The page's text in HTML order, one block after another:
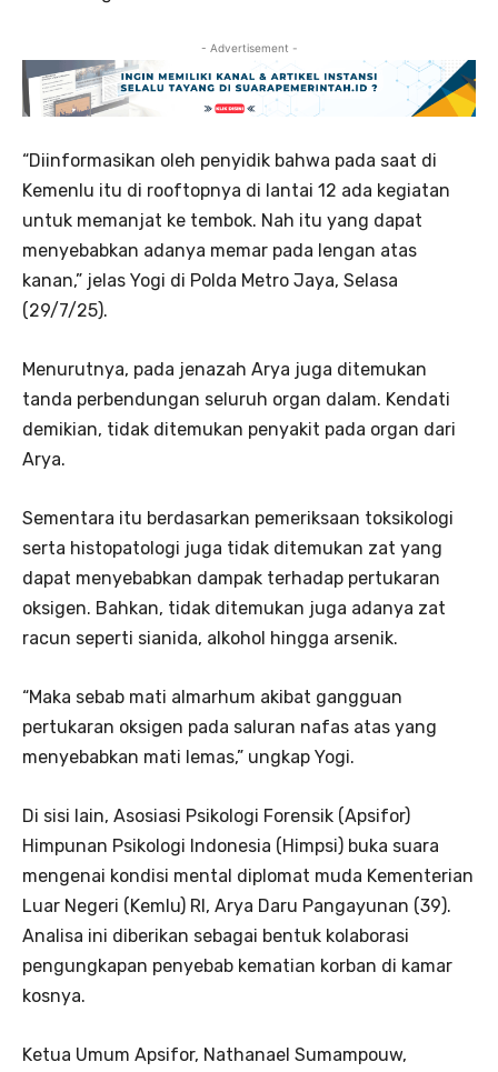
- Advertisement -
“Diinformasikan oleh penyidik bahwa pada saat di
Kemenlu itu di rooftopnya di lantai 12 ada kegiatan
untuk memanjat ke tembok. Nah itu yang dapat
menyebabkan adanya memar pada lengan atas
kanan,” jelas Yogi di Polda Metro Jaya, Selasa
(29/7/25).
Menurutnya, pada jenazah Arya juga ditemukan
tanda perbendungan seluruh organ dalam. Kendati
demikian, tidak ditemukan penyakit pada organ dari
Arya.
Sementara itu berdasarkan pemeriksaan toksikologi
serta histopatologi juga tidak ditemukan zat yang
dapat menyebabkan dampak terhadap pertukaran
oksigen. Bahkan, tidak ditemukan juga adanya zat
racun seperti sianida, alkohol hingga arsenik.
“Maka sebab mati almarhum akibat gangguan
pertukaran oksigen pada saluran nafas atas yang
menyebabkan mati lemas,” ungkap Yogi.
Di sisi lain, Asosiasi Psikologi Forensik (Apsifor)
Himpunan Psikologi Indonesia (Himpsi) buka suara
mengenai kondisi mental diplomat muda Kementerian
Luar Negeri (Kemlu) RI, Arya Daru Pangayunan (39).
Analisa ini diberikan sebagai bentuk kolaborasi
pengungkapan penyebab kematian korban di kamar
kosnya.
Ketua Umum Apsifor, Nathanael Sumampouw,